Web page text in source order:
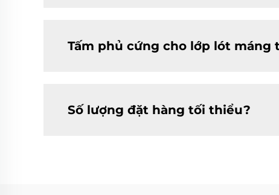
Tấm phủ cứng cho lớp lót máng
Số lượng đặt hàng tối thiểu?